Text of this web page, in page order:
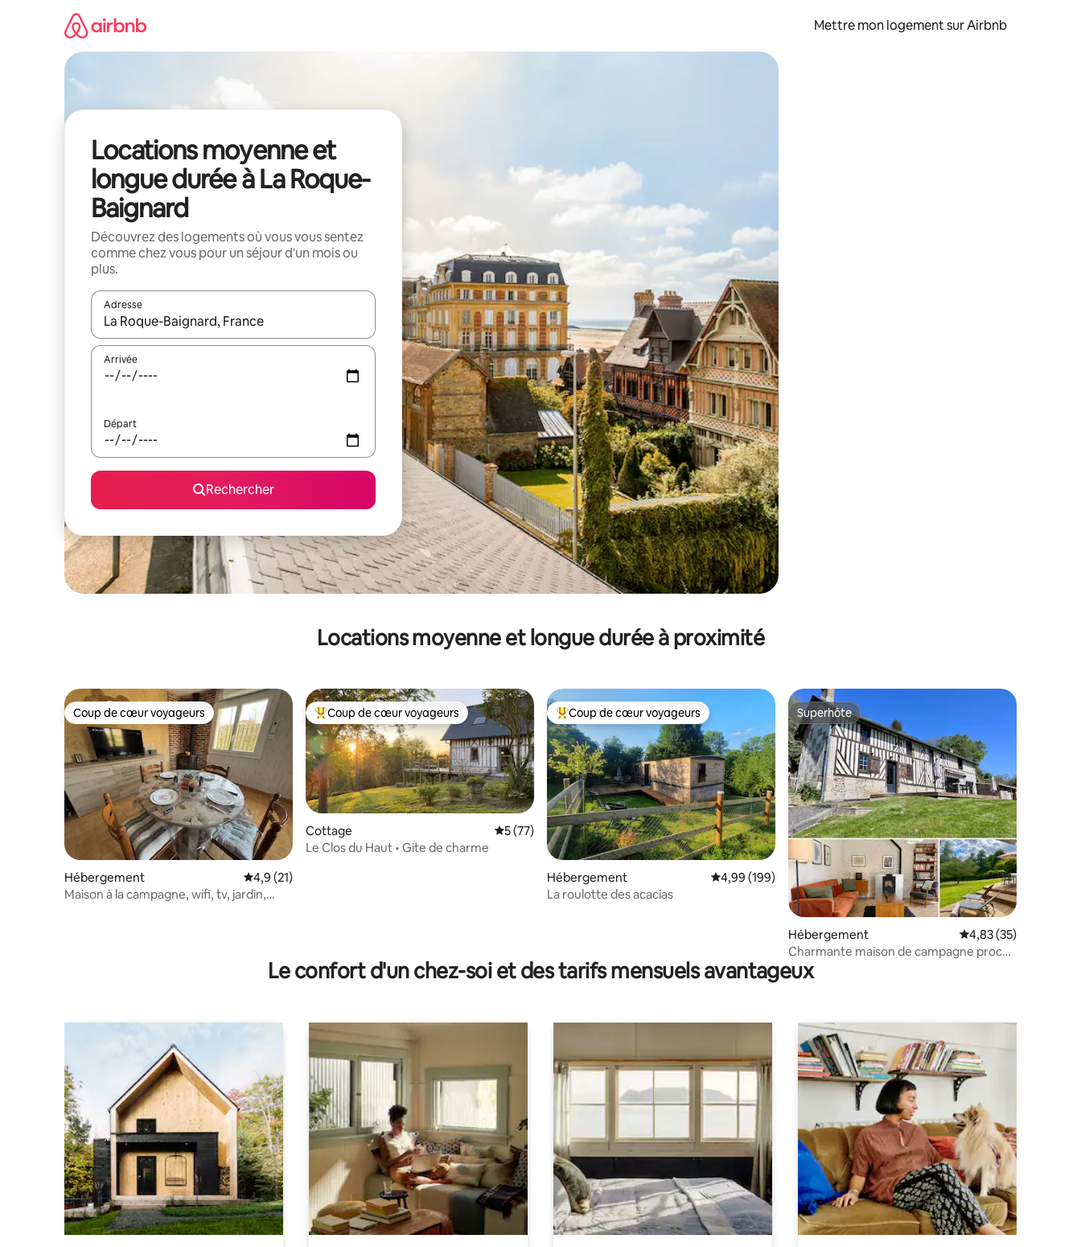
Mettre mon logement sur Airbnb
Locations moyenne et
longue durée à La Roque-
Baignard
Découvrez des logements où vous vous sentez
comme chez vous pour un séjour d'un mois ou
plus.
Adresse
Lorsque les résultats s'affichent, utilisez les flèches vers le haut et vers le bas pour les parcourir ou en appuyant et en faisant glisser.
Arrivée
Départ
Rechercher
Locations moyenne et longue durée à proximité
Coup de cœur voyageurs
Coup de cœur voyageurs
Hébergement Évaluation moyenne sur la base de 21 commentaires : 4,9 sur 5
4,9 (21)
Maison à la campagne, wifi, tv, jardin,
Coups de cœur voyageurs les plus appréciés
Coup de cœur voyageurs
Cottage Évaluation moyenne sur la base de 77 commentaires : 5 sur 5
5 (77)
Le Clos du Haut • Gite de charme
Coups de cœur voyageurs les plus appréciés
Coup de cœur voyageurs
Hébergement Évaluation moyenne sur la base de 199 commentaires : 4,99 sur 5
4,99 (199)
La roulotte des acacias
Superhôte
Superhôte
Hébergement Évaluation moyenne
4,83 (35)
Charmante maison de campagne proche
village
Le confort d'un chez-soi et des tarifs mensuels avantageux